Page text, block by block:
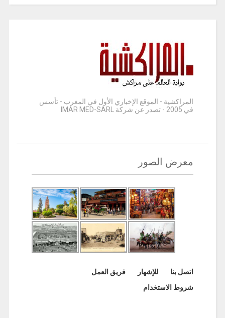
المراكشية - الموقع الإخباري الأول في المغرب - تأسس
في 2005 - تصدر عن شركة IMAR MED-SARL
معرض الصور
اتصل بنا للإشهار
فريق العمل
شروط الاستخدام